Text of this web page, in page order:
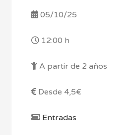
05/10/25
12:00 h
A partir de 2 años
Desde 4,5€
Entradas